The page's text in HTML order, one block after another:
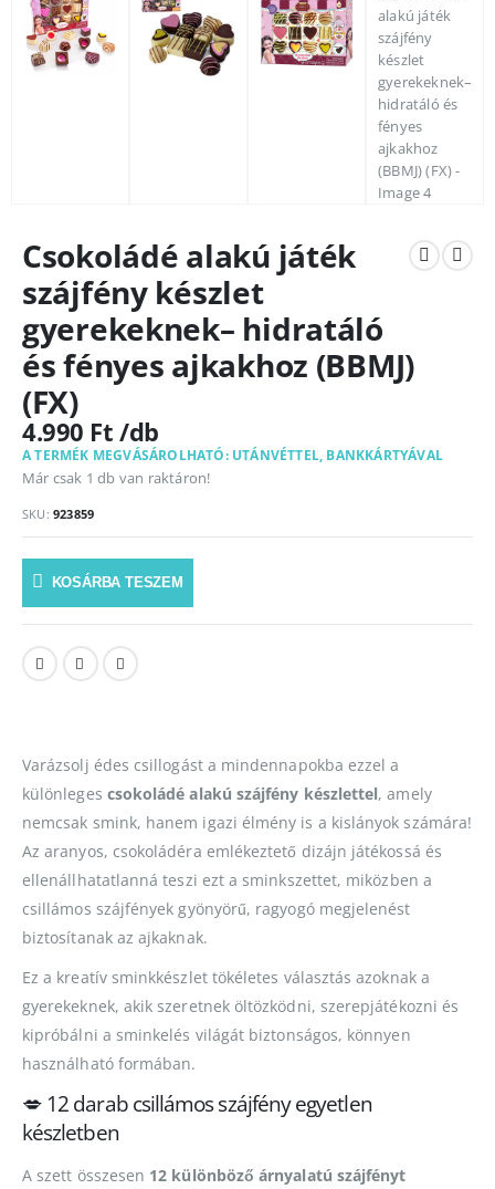
Csokoládé alakú játék
szájfény készlet
gyerekeknek– hidratáló
és fényes ajkakhoz (BBMJ)
(FX)
4.990 Ft
A TERMÉK MEGVÁSÁROLHATÓ: UTÁNVÉTTEL, BANKKÁRTYÁVAL
Már csak 1 db van raktáron!
SKU: 923859
KOSÁRBA TESZEM
Varázsolj édes csillogást a mindennapokba ezzel a
különleges csokoládé alakú szájfény készlettel, amely
nemcsak smink, hanem igazi élmény is a kislányok számára!
Az aranyos, csokoládéra emlékeztető dizájn játékossá és
ellenállhatatlanná teszi ezt a sminkszettet, miközben a
csillámos szájfények gyönyörű, ragyogó megjelenést
biztosítanak az ajkaknak.
Ez a kreatív sminkkészlet tökéletes választás azoknak a
gyerekeknek, akik szeretnek öltözködni, szerepjátékozni és
kipróbálni a sminkelés világát biztonságos, könnyen
használható formában.
💋 12 darab csillámos szájfény egyetlen
készletben
A szett összesen 12 különböző árnyalatú szájfényt